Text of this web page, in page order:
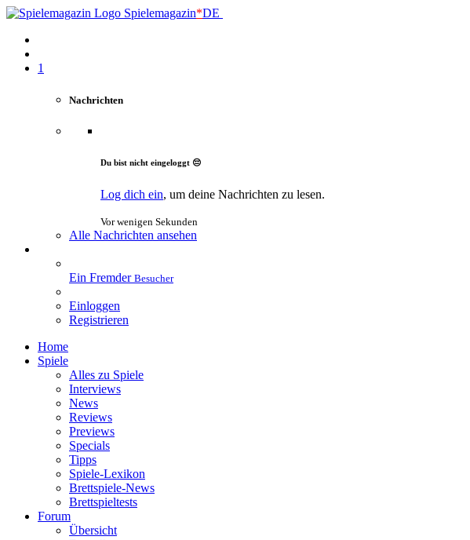
Spielemagazin*DE
1
Nachrichten
Du bist nicht eingeloggt 😔
Log dich ein, um deine Nachrichten zu lesen.
Vor wenigen Sekunden
Alle Nachrichten ansehen
Ein Fremder Besucher
Einloggen
Registrieren
Home
Spiele
Alles zu Spiele
Interviews
News
Reviews
Previews
Specials
Tipps
Spiele-Lexikon
Brettspiele-News
Brettspieltests
Forum
Übersicht